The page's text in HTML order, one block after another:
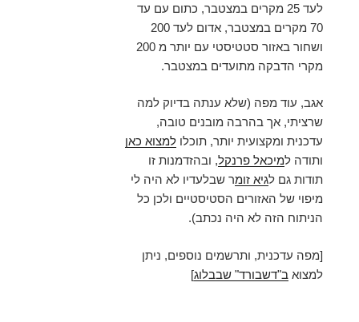
לעד 25 מקרים במצטבר, כתום עם עד
70 מקרים במצטבר, אדום לעד 200
ושחור באזור סטטיסטי עם יותר מ 200
מקרי הדבקה מתועדים במצטבר.
אגב, עוד מפה (שלא ענתה בדיוק למה
שרציתי, אך בהרבה מובנים טובה,
עדכנית ומקצועית יותר, תוכלו למצוא כאן
ותודה למיכאל פרנקל, ובהזדמנות זו
תודות גם לגיא זומר שבלעדיו לא היה לי
מיפוי של האזורים הסטיסטיים ולכן כל
הניתוח הזה לא היה נכתב).
[מפה עדכנית, ותרשמים נוספים, ניתן
למצוא ב"דשבורד" שבבלוג]